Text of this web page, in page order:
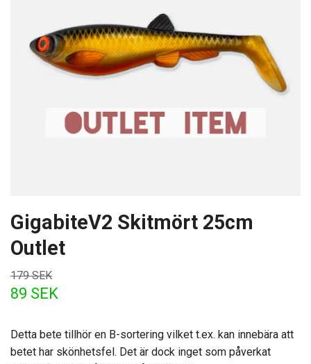
GigabiteV2 Skitmört 25cm
Outlet
179 SEK
89 SEK
Detta bete tillhör en B-sortering vilket t.ex. kan innebära att
betet har skönhetsfel. Det är dock inget som påverkat